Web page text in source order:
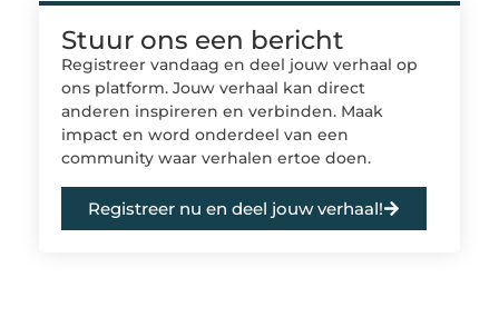
Stuur ons een bericht
Registreer vandaag en deel jouw verhaal op
ons platform. Jouw verhaal kan direct
anderen inspireren en verbinden. Maak
impact en word onderdeel van een
community waar verhalen ertoe doen.
Registreer nu en deel jouw verhaal!